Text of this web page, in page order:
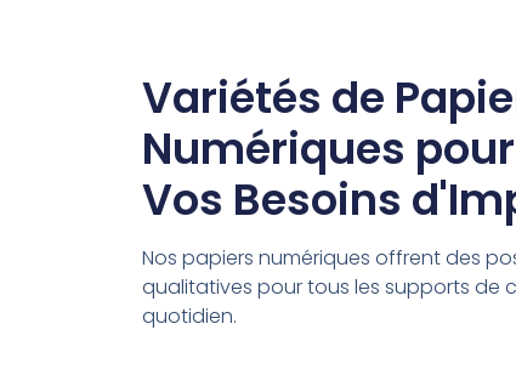
Variétés de
Numériques
Vos Besoins
Nos papiers numériques offrent des
qualitatives pour tous les supports de
quotidien.